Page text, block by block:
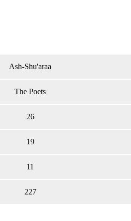
Ash-Shu'araa
The Poets
26
19
11
227